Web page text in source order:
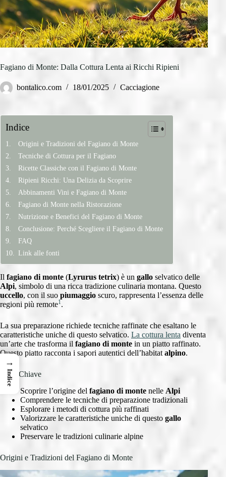
Fagiano di Monte: Dalla Cottura Lenta ai Ricchi Ripieni
bontalico.com 18/01/2025 Cacciagione
Indice
Origini e Tradizioni del Fagiano di Monte
Tecniche di Cottura per il Fagiano
Ricette Classiche con il Fagiano di Monte
Ripieni Ricchi: Una Delizia da Scoprire
Abbinamenti Vini e Fagiano di Monte
Fagiano di Monte nella Ristorazione
Nutrizione e Benefici del Fagiano di Monte
Conclusione: Perché Scegliere il Fagiano di Monte
FAQ
Link alle fonti
Il fagiano di monte (Lyrurus tetrix) è un gallo selvatico delle
Alpi, simbolo di una ricca tradizione culinaria montana. Questo
uccello, con il suo piumaggio scuro, rappresenta l’essenza delle
regioni più remote1.
La sua preparazione richiede tecniche raffinate che esaltano le
caratteristiche uniche di questo selvatico. La cottura lenta diventa
un’arte che trasforma il fagiano di monte in un piatto raffinato.
Questo piatto racconta i sapori autentici dell’habitat alpino.
Punti Chiave
Scoprire l’origine del fagiano di monte nelle Alpi
Comprendere le tecniche di preparazione tradizionali
Esplorare i metodi di cottura più raffinati
Valorizzare le caratteristiche uniche di questo gallo
selvatico
Preservare le tradizioni culinarie alpine
Origini e Tradizioni del Fagiano di Monte
→
Indice